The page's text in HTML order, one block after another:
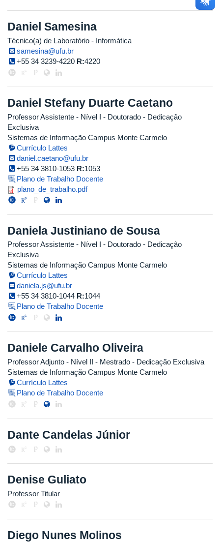
Daniel Samesina
Técnico(a) de Laboratório - Informática
samesina@ufu.br
+55 34 3239-4220 R:4220
Daniel Stefany Duarte Caetano
Professor Assistente - Nível I - Doutorado - Dedicação
Exclusiva
Sistemas de Informação Campus Monte Carmelo
Currículo Lattes
daniel.caetano@ufu.br
+55 34 3810-1053 R:1053
Plano de Trabalho Docente
plano_de_trabalho.pdf
plano_de_trabalho.pdf
Daniela Justiniano de Sousa
Professor Assistente - Nível I - Doutorado - Dedicação
Exclusiva
Sistemas de Informação Campus Monte Carmelo
Currículo Lattes
daniela.js@ufu.br
+55 34 3810-1044 R:1044
Plano de Trabalho Docente
Daniele Carvalho Oliveira
Professor Adjunto - Nível II - Mestrado - Dedicação Exclusiva
Sistemas de Informação Campus Monte Carmelo
Currículo Lattes
Plano de Trabalho Docente
Dante Candelas Júnior
Denise Guliato
Professor Titular
Diego Nunes Molinos